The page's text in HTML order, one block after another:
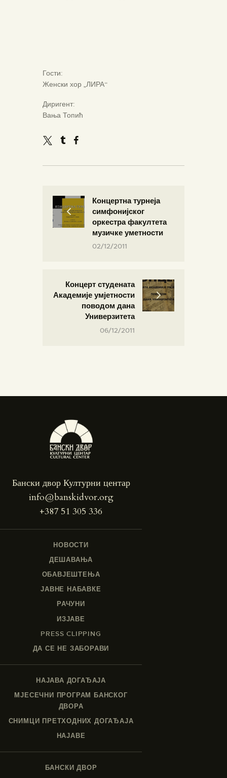
Гости:
Женски хор „ЛИРА“
Диригент:
Вања Топић
Концертна турнеја
симфонијског
оркестра факултета
музичке уметности
02/12/2011
Концерт студената
Академије умјетности
поводом дана
Универзитета
06/12/2011
Бански двор Културни центар
info@banskidvor.org
+387 51 305 336
НОВОСТИ
ДЕШАВАЊА
ОБАВЈЕШТЕЊА
ЈАВНЕ НАБАВКЕ
РАЧУНИ
ИЗЈАВЕ
PRESS CLIPPING
ДА СЕ НЕ ЗАБОРАВИ
НАЈАВА ДОГАЂАЈА
МЈЕСЕЧНИ ПРОГРАМ БАНСКОГ
ДВОРА
СНИМЦИ ПРЕТХОДНИХ ДОГАЂАЈА
НАЈАВЕ
БАНСКИ ДВОР